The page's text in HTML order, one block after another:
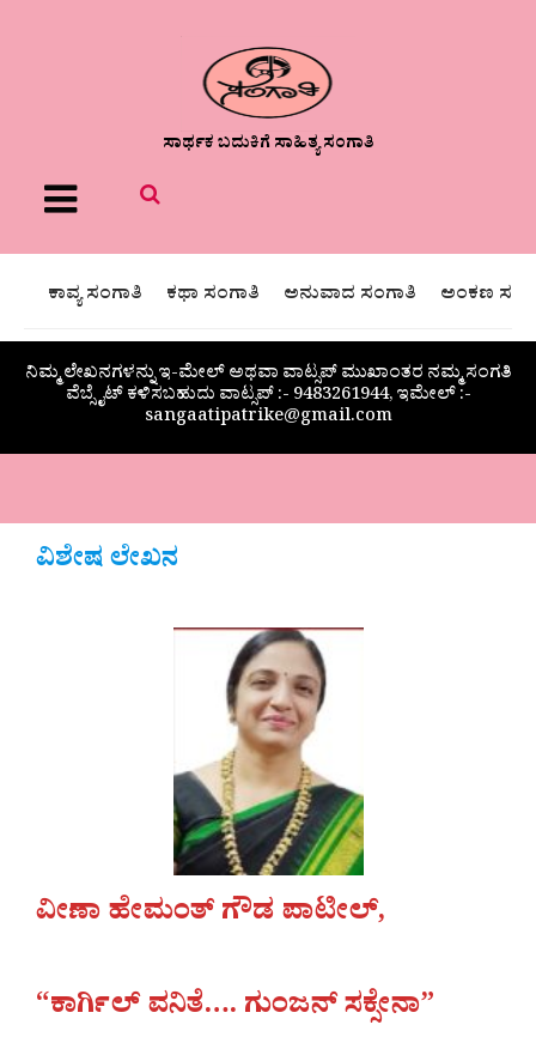
ಸಾರ್ಥಕ ಬದುಕಿಗೆ ಸಾಹಿತ್ಯ ಸಂಗಾತಿ
Menu
ಕಾವ್ಯ ಸಂಗಾತಿ ಕಥಾ ಸಂಗಾತಿ ಅನುವಾದ ಸಂಗಾತಿ ಅಂಕಣ
ನಿಮ್ಮ ಲೇಖನಗಳನ್ನು ಇ-ಮೇಲ್ ಅಥವಾ ವಾಟ್ಸಪ್ ಮುಖಾಂತರ ನಮ್ಮ ಸಂಗತಿ
ವೆಬ್ಸೈಟ್ ಕಳಿಸಬಹುದು ವಾಟ್ಸಪ್‌ :- 9483261944, ಇಮೇಲ್ :-
sangaatipatrike@gmail.com
ವಿಶೇಷ ಲೇಖನ
ವೀಣಾ ಹೇಮಂತ್ ಗೌಡ ಪಾಟೀಲ್,
“ಕಾರ್ಗಿಲ್ ವನಿತೆ…. ಗುಂಜನ್ ಸಕ್ಸೇನಾ”